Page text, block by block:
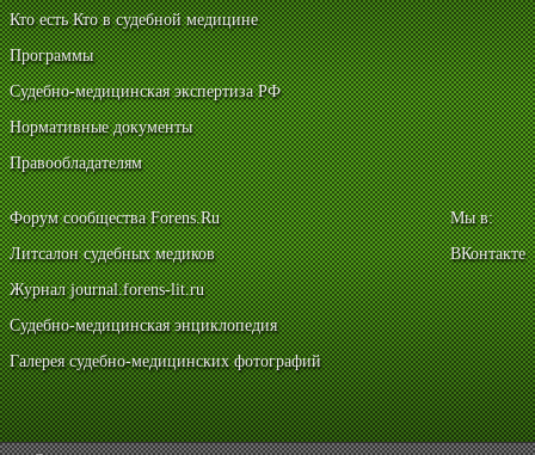
Кто есть Кто в судебной медицине
Программы
Судебно-медицинская экспертиза РФ
Нормативные документы
Правообладателям
Форум сообщества Forens.Ru
Литсалон судебных медиков
Журнал journal.forens-lit.ru
Судебно-медицинская энциклопедия
Галерея судебно-медицинских фотографий
Мы в:
ВКонтакте